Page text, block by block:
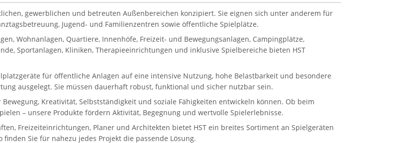
gewerblichen und betreuten Außenbereichen konzipiert. Sie eignen sich unter anderem für
Jugend- und Familienzentren sowie öffentliche Spielplätze.
Wohnanlagen, Quartiere, Innenhöfe, Freizeit- und Bewegungsanlagen, Campingplätze,
Sportanlagen, Kliniken, Therapieeinrichtungen und inklusive Spielbereiche bieten HST
für öffentliche Anlagen auf eine intensive Nutzung, hohe Belastbarkeit und besondere
ausgelegt. Sie müssen dauerhaft robust, funktional und sicher nutzbar sein.
Kreativität, Selbstständigkeit und soziale Fähigkeiten entwickeln können. Ob beim
– unsere Produkte fördern Aktivität, Begegnung und wertvolle Spielerlebnisse.
Freizeiteinrichtungen, Planer und Architekten bietet HST ein breites Sortiment an Spielgeräten
Sie für nahezu jedes Projekt die passende Lösung.